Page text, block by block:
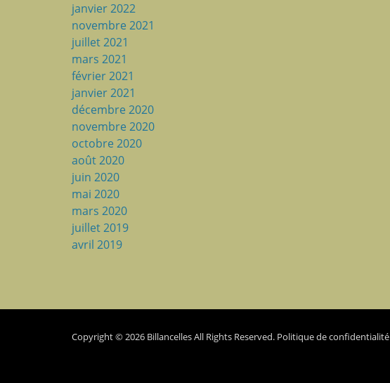
janvier 2022
novembre 2021
juillet 2021
mars 2021
février 2021
janvier 2021
décembre 2020
novembre 2020
octobre 2020
août 2020
juin 2020
mai 2020
mars 2020
juillet 2019
avril 2019
Copyright © 2026 BillancellesAll Rights Reserved. Politique de confidentialité